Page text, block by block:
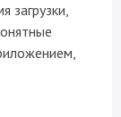
загрузки,